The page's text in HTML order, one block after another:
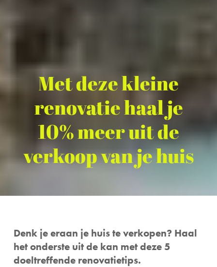
Met deze kleine
renovatie haal je
10% meer uit de
verkoop van je huis
Denk je eraan je huis te verkopen? Haal
het onderste uit de kan met deze 5
doeltreffende renovatietips.